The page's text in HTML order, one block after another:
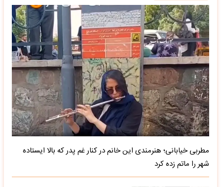
مطربی خیابانی؛ هنرمندی این خانم در کنار غم پدر که بالا ایستاده
شهر را ماتم زده کرد